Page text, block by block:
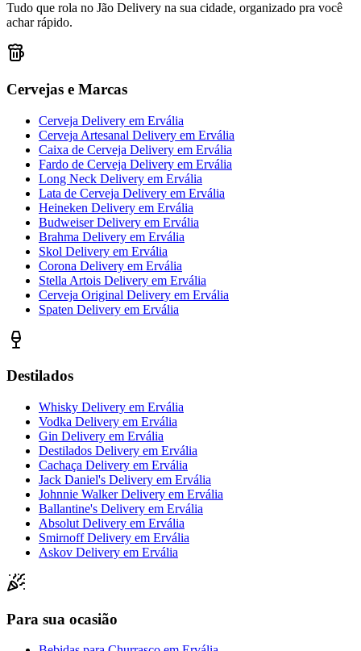
Tudo que rola no Jão Delivery na sua cidade, organizado pra você
achar rápido.
Cervejas e Marcas
Cerveja Delivery em Ervália
Cerveja Artesanal Delivery em Ervália
Caixa de Cerveja Delivery em Ervália
Fardo de Cerveja Delivery em Ervália
Long Neck Delivery em Ervália
Lata de Cerveja Delivery em Ervália
Heineken Delivery em Ervália
Budweiser Delivery em Ervália
Brahma Delivery em Ervália
Skol Delivery em Ervália
Corona Delivery em Ervália
Stella Artois Delivery em Ervália
Cerveja Original Delivery em Ervália
Spaten Delivery em Ervália
Destilados
Whisky Delivery em Ervália
Vodka Delivery em Ervália
Gin Delivery em Ervália
Destilados Delivery em Ervália
Cachaça Delivery em Ervália
Jack Daniel's Delivery em Ervália
Johnnie Walker Delivery em Ervália
Ballantine's Delivery em Ervália
Absolut Delivery em Ervália
Smirnoff Delivery em Ervália
Askov Delivery em Ervália
Para sua ocasião